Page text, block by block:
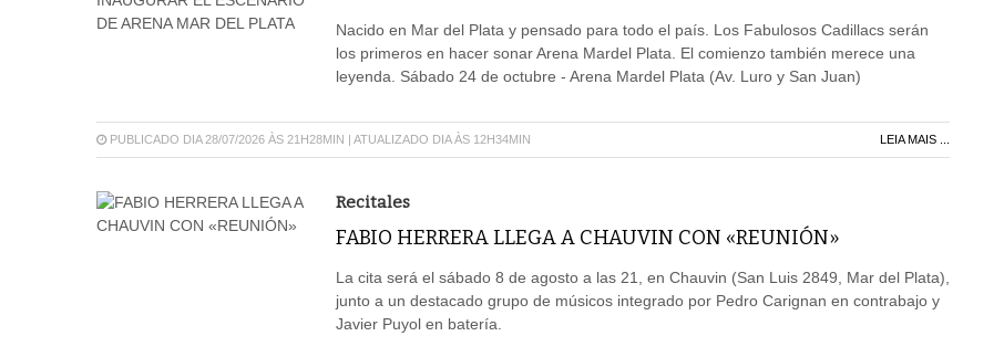
Nacido en Mar del Plata y pensado para todo el país. Los Fabulosos Cadillacs serán
los primeros en hacer sonar Arena Mardel Plata. El comienzo también merece una
leyenda. Sábado 24 de octubre - Arena Mardel Plata (Av. Luro y San Juan)
PUBLICADO DIA 28/07/2026 ÀS 21H28MIN | ATUALIZADO DIA ÀS 12H34MIN LEIA MAIS ...
Recitales
FABIO HERRERA LLEGA A CHAUVIN CON «REUNIÓN»
La cita será el sábado 8 de agosto a las 21, en Chauvin (San Luis 2849, Mar del Plata),
junto a un destacado grupo de músicos integrado por Pedro Carignan en contrabajo y
Javier Puyol en batería.